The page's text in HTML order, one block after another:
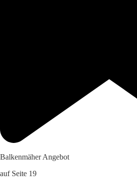
Balkenmäher Angebot
auf Seite 19